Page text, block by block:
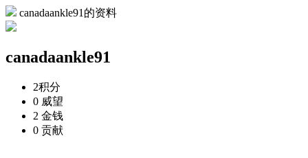
canadaankle91的资料
canadaankle91
2积分
0 威望
2 金钱
0 贡献